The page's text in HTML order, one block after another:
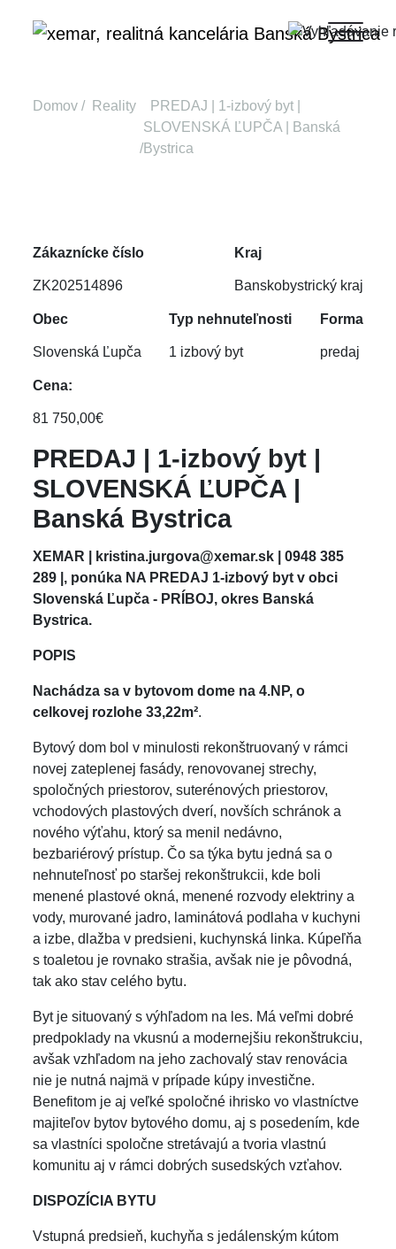
Domov Reality
PREDAJ | 1-izbový byt |
SLOVENSKÁ ĽUPČA | Banská
Bystrica
Zákaznícke číslo
ZK202514896
Kraj
Banskobystrický kraj
Obec
Slovenská Ľupča
Typ nehnuteľnosti
1 izbový byt
Forma
predaj
Cena:
81 750,00€
PREDAJ | 1-izbový byt |
SLOVENSKÁ ĽUPČA |
Banská Bystrica
XEMAR | kristina.jurgova@xemar.sk | 0948 385
289 |, ponúka NA PREDAJ 1-izbový byt v obci
Slovenská Ľupča - PRÍBOJ, okres Banská
Bystrica.
POPIS
Nachádza sa v bytovom dome na 4.NP, o
celkovej rozlohe 33,22m².
Bytový dom bol v minulosti rekonštruovaný v rámci
novej zateplenej fasády, renovovanej strechy,
spoločných priestorov, suterénových priestorov,
vchodových plastových dverí, novších schránok a
nového výťahu, ktorý sa menil nedávno,
bezbariérový prístup. Čo sa týka bytu jedná sa o
nehnuteľnosť po staršej rekonštrukcii, kde boli
menené plastové okná, menené rozvody elektriny a
vody, murované jadro, laminátová podlaha v kuchyni
a izbe, dlažba v predsieni, kuchynská linka. Kúpeľňa
s toaletou je rovnako strašia, avšak nie je pôvodná,
tak ako stav celého bytu.
Byt je situovaný s výhľadom na les. Má veľmi dobré
predpoklady na vkusnú a modernejšiu rekonštrukciu,
avšak vzhľadom na jeho zachovalý stav renovácia
nie je nutná najmä v prípade kúpy investične.
Benefitom je aj veľké spoločné ihrisko vo vlastníctve
majiteľov bytov bytového domu, aj s posedením, kde
sa vlastníci spoločne stretávajú a tvoria vlastnú
komunitu aj v rámci dobrých susedských vzťahov.
DISPOZÍCIA BYTU
Vstupná predsieň, kuchyňa s jedálenským kútom